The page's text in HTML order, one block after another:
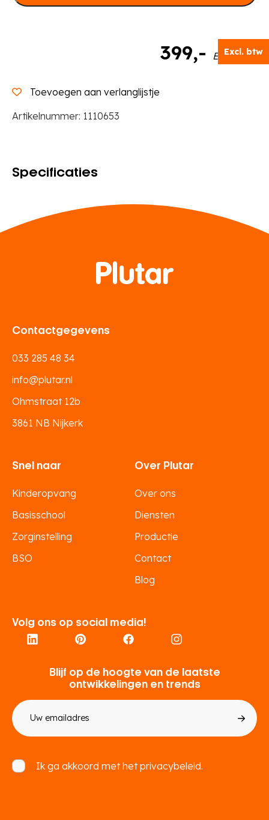
Excl. btw
Toevoegen aan verlanglijstje
Artikelnummer: 1110653
399,- Excl. BTW
Specificaties
Volg ons op social media!
Contactgegevens
033 285 48 34
info@plutar.nl
Ohmstraat 12b
3861 NB Nijkerk
Snel naar
Kinderopvang
Basisschool
Zorginstelling
BSO
Over Plutar
Over ons
Diensten
Productie
Contact
Blog
Blijf op de hoogte van de laatste
ontwikkelingen en trends
mailadres
Ik ga akkoord met hetprivacybeleid.